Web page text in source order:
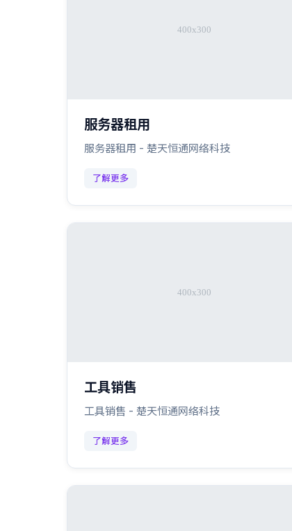
服务器租用
服务器租用 - 楚天恒通网络科技
了解更多
工具销售
工具销售 - 楚天恒通网络科技
了解更多